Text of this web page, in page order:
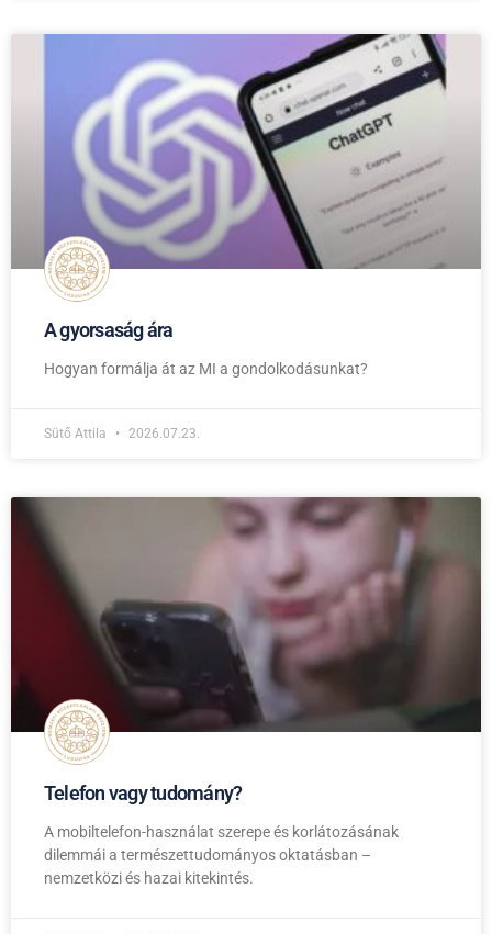
A gyorsaság ára
Hogyan formálja át az MI a gondolkodásunkat?
Sütő Attila 2026.07.23.
Telefon vagy tudomány?
A mobiltelefon-használat szerepe és korlátozásának
dilemmái a természettudományos oktatásban –
nemzetközi és hazai kitekintés.